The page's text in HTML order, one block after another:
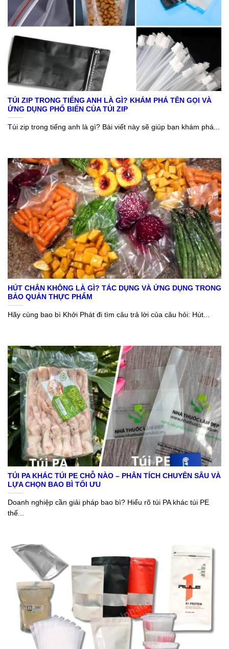
TÚI ZIP TRONG TIẾNG ANH LÀ GÌ? KHÁM PHÁ TÊN GỌI VÀ
ỨNG DỤNG PHỔ BIẾN CỦA TÚI ZIP
Túi zip trong tiếng anh là gì? Bài viết này sẽ giúp bạn khám phá...
HÚT CHÂN KHÔNG LÀ GÌ? TÁC DỤNG VÀ ỨNG DỤNG TRONG
BẢO QUẢN THỰC PHẨM
Hãy cùng bao bì Khởi Phát đi tìm câu trả lời của câu hỏi: Hút...
TÚI PA KHÁC TÚI PE CHỖ NÀO – PHÂN TÍCH CHUYÊN SÂU VÀ
LỰA CHỌN BAO BÌ TỐI ƯU
Doanh nghiệp cần giải pháp bao bì? Hiểu rõ túi PA khác túi PE
thế...